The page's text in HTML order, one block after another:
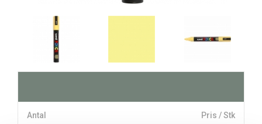
Antal Pris / Stk